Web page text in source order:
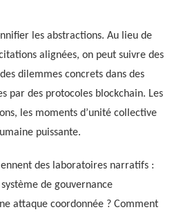
les abstractions. Au lieu de
alignées, on peut suivre des
dilemmes concrets dans des
par des protocoles blockchain. Les
les moments d’unité collective
puissante.
des laboratoires narratifs :
de gouvernance
attaque coordonnée ? Comment